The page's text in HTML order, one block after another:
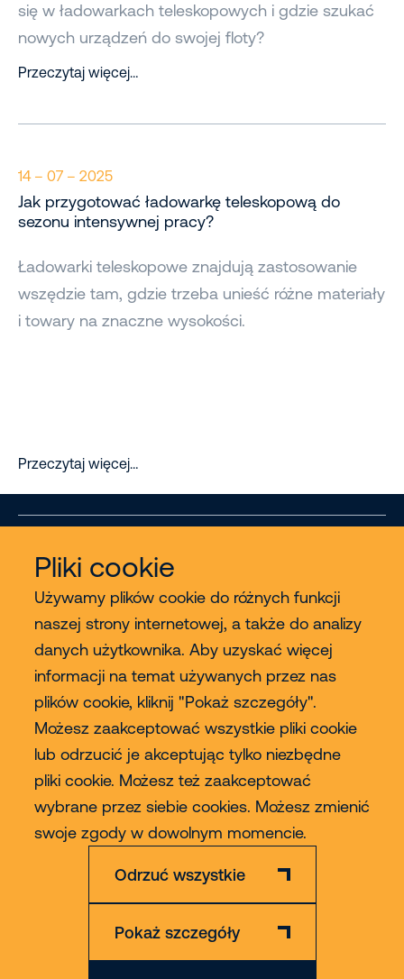
Pliki cookie
Używamy plików cookie do różnych funkcji
naszej strony internetowej, a także do analizy
danych użytkownika. Aby uzyskać więcej
informacji na temat używanych przez nas
plików cookie, kliknij "Pokaż szczegóły".
Możesz zaakceptować wszystkie pliki cookie
lub odrzucić je akceptując tylko niezbędne
pliki cookie. Możesz też zaakceptować
wybrane przez siebie cookies. Możesz zmienić
swoje zgody w dowolnym momencie.
Odrzuć wszystkie
Pokaż szczegóły
się w ładowarkach teleskopowych i gdzie szukać
nowych urządzeń do swojej floty?
Przeczytaj więcej…
14 – 07 – 2025
Jak przygotować ładowarkę teleskopową do
sezonu intensywnej pracy?
Ładowarki teleskopowe znajdują zastosowanie
wszędzie tam, gdzie trzeba unieść różne materiały
i towary na znaczne wysokości.
Przeczytaj więcej…
Usługi
Sprzedaż
Contact
Więcej
ZastrzeżeniePolityka Prywatności & Cookies